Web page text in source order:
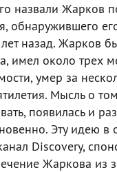
назвали Жарков
обнаружившего
назад. Жарков
имел около трех
умер за
Мысль о
появилась и
Эту идею в
Discovery,
Жаркова из